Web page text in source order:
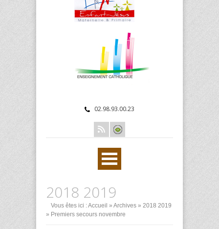
02.98.93.00.23
2018 2019
Vous êtes ici :Accueil » Archives » 2018 2019
» Premiers secours novembre